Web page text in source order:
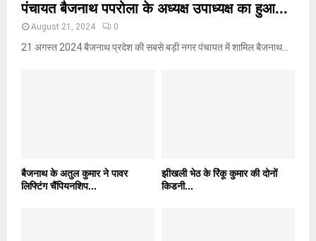
पंचायत बैजनाथ पपरोला के अध्यक्ष उपाध्यक्ष का हुआ...
August 21, 2024 0
21 अगस्त 2024 बैजनाथ प्रदेश की सबसे बड़ी नगर पंचायत में शामिल बैजनाथ...
बैजनाथ के अतुल कुमार ने पावर
लिफ्टिंग चैंपियनशिप...
झीखली भेठ के रिंकू कुमार की दोनों
किडनी...